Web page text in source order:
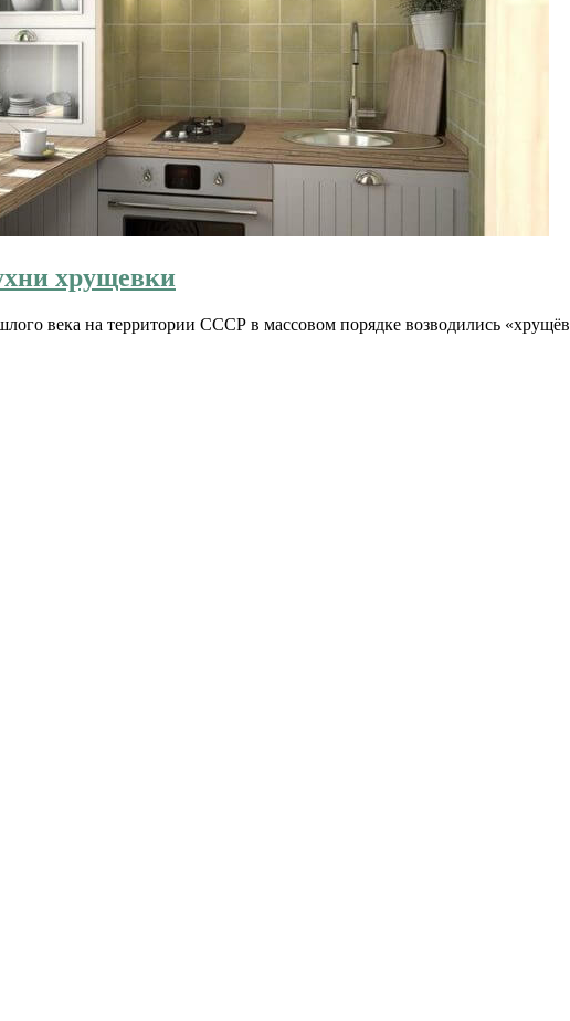
хрущевки
века на территории СССР в массовом порядке возводились